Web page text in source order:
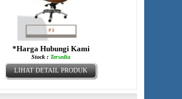
*Harga Hubungi Kami
Stock : Tersedia
LIHAT DETAIL PRODUK